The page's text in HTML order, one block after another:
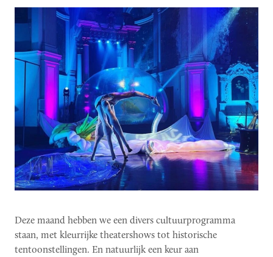
Deze maand hebben we een divers cultuurprogramma
staan, met kleurrijke theatershows tot historische
tentoonstellingen. En natuurlijk een keur aan